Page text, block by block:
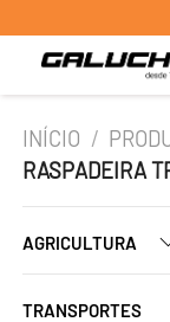
INÍCIO /
RASPADEIRA
AGRICULTURA
TRANSPORTES